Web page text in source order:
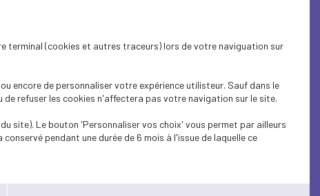
terminal (cookies et autres traceurs) lors de votre naviguation sur
encore de personnaliser votre expérience utilisteur. Sauf dans le
refuser les cookies n'affectera pas votre navigation sur le site.
site). Le bouton 'Personnaliser vos choix' vous permet par ailleurs
pendant une durée de 6 mois à l'issue de laquelle ce